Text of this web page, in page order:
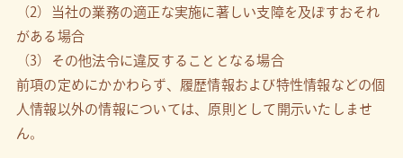
（2）当社の業務の適正な実施に著しい支障を及ぼすおそれ
がある場合
（3）その他法令に違反することとなる場合
前項の定めにかかわらず、履歴情報および特性情報などの個
人情報以外の情報については、原則として開示いたしませ
ん。